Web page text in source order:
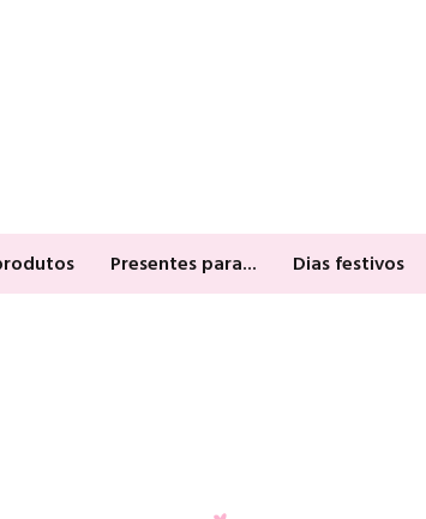
Presentes para... Dias festivos